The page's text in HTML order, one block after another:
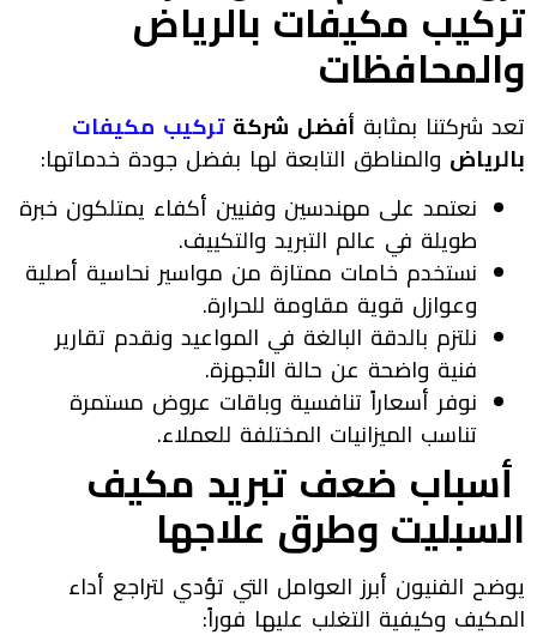
تركيب مكيفات بالرياض
والمحافظات
تعد شركتنا بمثابة أفضل شركةتركيب مكيفات
بالرياض والمناطق التابعة لها بفضل جودة خدماتها:
نعتمد على مهندسين وفنيين أكفاء يمتلكون خبرة
طويلة في عالم التبريد والتكييف.
نستخدم خامات ممتازة من مواسير نحاسية أصلية
وعوازل قوية مقاومة للحرارة.
نلتزم بالدقة البالغة في المواعيد ونقدم تقارير
فنية واضحة عن حالة الأجهزة.
نوفر أسعاراً تنافسية وباقات عروض مستمرة
تناسب الميزانيات المختلفة للعملاء.
أسباب ضعف تبريد مكيف
السبليت وطرق علاجها
يوضح الفنيون أبرز العوامل التي تؤدي لتراجع أداء
المكيف وكيفية التغلب عليها فوراً: